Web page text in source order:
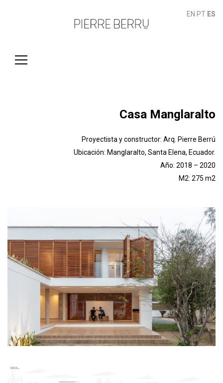
Casa Manglaralto
Proyectista y constructor: Arq. Pierre Berrú
Ubicación: Manglaralto, Santa Elena, Ecuador.
Año: 2018 – 2020
M2: 275 m2
EN PT ES